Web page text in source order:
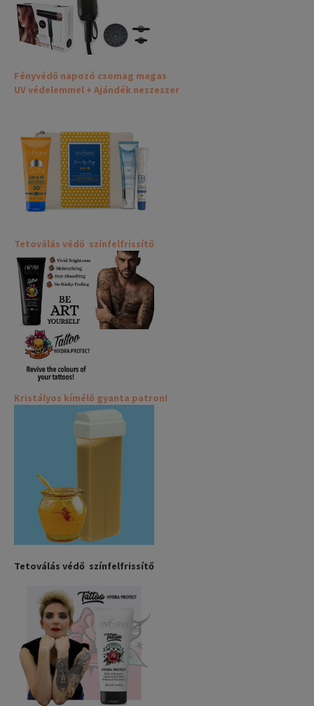
Fényvédő napozó csomag magas
UV védelemmel + Ajándék neszeszer
Tetoválás védő színfelfrissítő
Kristályos kímélő gyanta patron!
Tetoválás védő színfelfrissítő